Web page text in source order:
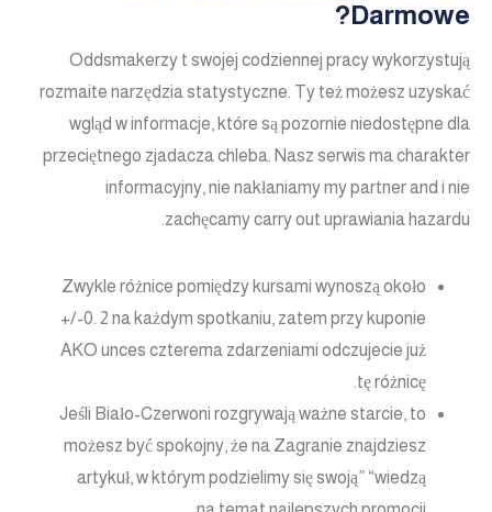
Darmowe?
Oddsmakerzy t swojej codziennej pracy wykorzystują
rozmaite narzędzia statystyczne. Ty też możesz uzyskać
wgląd w informacje, które są pozornie niedostępne dla
przeciętnego zjadacza chleba. Nasz serwis ma charakter
informacyjny, nie nakłaniamy my partner and i nie
zachęcamy carry out uprawiania hazardu.
Zwykle różnice pomiędzy kursami wynoszą około
+/-0. 2 na każdym spotkaniu, zatem przy kuponie
AKO unces czterema zdarzeniami odczujecie już
tę różnicę.
Jeśli Biało-Czerwoni rozgrywają ważne starcie, to
możesz być spokojny, że na Zagranie znajdziesz
artykuł, w którym podzielimy się swoją” “wiedzą